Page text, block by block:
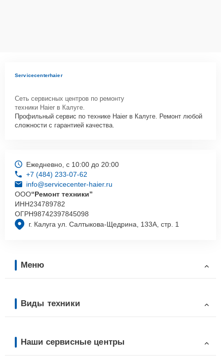
Servicecenterhaier
Сеть сервисных центров по ремонту
техники Haier в Калуге.
Профильный сервис по технике Haier в Калуге. Ремонт любой
сложности с гарантией качества.
г. Калуга ул. Салтыкова-Щедрина, 133А, стр. 1
Ежедневно, с 10:00 до 20:00
+7 (484) 233-07-62
info@servicecenter-haier.ru
ООО“Ремонт техники”
ИНН234789782
ОГРН98742397845098
Меню
Виды техники
Наши сервисные центры